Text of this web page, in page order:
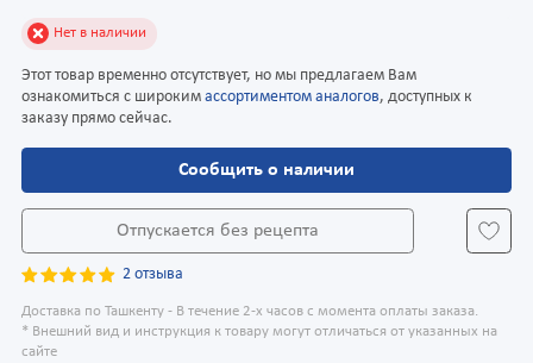
Нет в наличии
Этот товар временно отсутствует, но мы предлагаем Вам
ознакомиться с широким ассортиментом аналогов, доступных к
заказу прямо сейчас.
Сообщить о наличии
Отпускается без рецепта
2 отзыва
Доставка по Ташкенту - В течение 2-х часов с момента оплаты заказа.
* Внешний вид и инструкция к товару могут отличаться от указанных на
сайте